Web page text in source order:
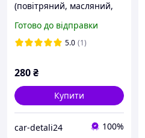
(повітряний, масляний,
2101,2102,2103,2104,2105,
2106,2107
Готово до відправки
5.0 (1)
280₴
Купити
car-detali24 100%